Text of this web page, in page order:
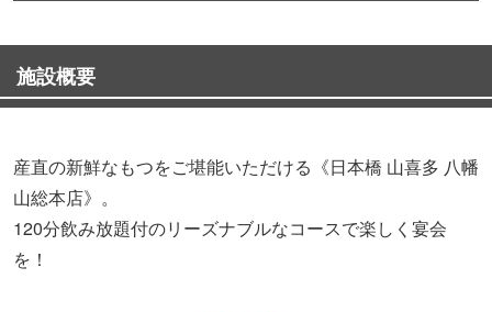
施設概要
産直の新鮮なもつをご堪能いただける《日本橋 山喜多 八幡
山総本店》。
120分飲み放題付のリーズナブルなコースで楽しく宴会
を！